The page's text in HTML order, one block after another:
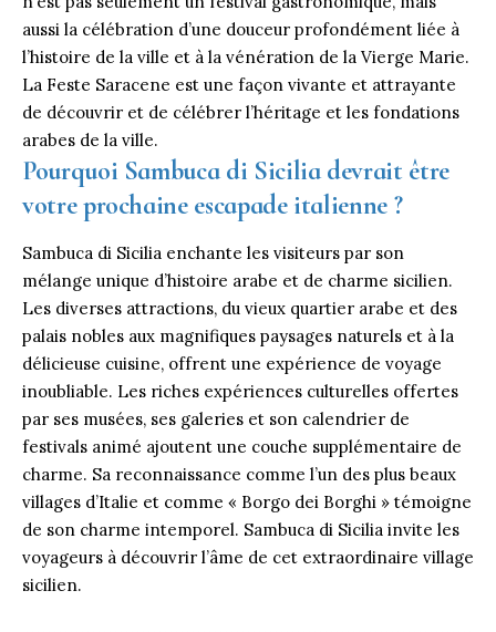
aussi la célébration d’une douceur profondément liée à
l’histoire de la ville et à la vénération de la Vierge Marie.
La Feste Saracene est une façon vivante et attrayante
de découvrir et de célébrer l’héritage et les fondations
arabes de la ville.
Pourquoi Sambuca di Sicilia devrait être
votre prochaine escapade italienne ?
Sambuca di Sicilia enchante les visiteurs par son
mélange unique d’histoire arabe et de charme sicilien.
Les diverses attractions, du vieux quartier arabe et des
palais nobles aux magnifiques paysages naturels et à la
délicieuse cuisine, offrent une expérience de voyage
inoubliable. Les riches expériences culturelles offertes
par ses musées, ses galeries et son calendrier de
festivals animé ajoutent une couche supplémentaire de
charme. Sa reconnaissance comme l’un des plus beaux
villages d’Italie et comme « Borgo dei Borghi » témoigne
de son charme intemporel. Sambuca di Sicilia invite les
voyageurs à découvrir l’âme de cet extraordinaire village
sicilien.